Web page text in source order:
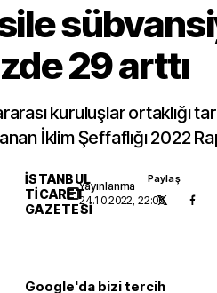
29 arttı
kuruluşlar ortaklığı
İklim Şeffaflığı 2022
İSTANBUL
TICARET
GAZETESI
Yayınlanma
24.10.2022, 22:06
Paylaş
Google'da bizi tercih